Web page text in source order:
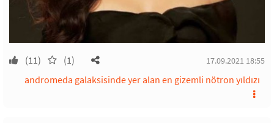
(11) (1) 17.09.2021 18:55
andromeda galaksisinde yer alan en gizemli nötron yıldızı